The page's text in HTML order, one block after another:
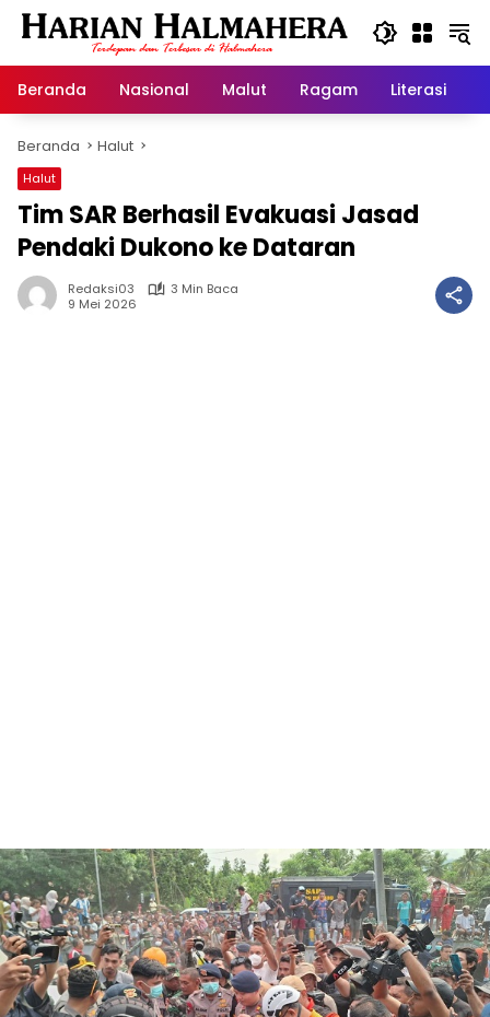
Langsung
Beranda
Nasional Malut Ragam Literasi
Beranda Halut
Halut
Tim SAR Berhasil Evakuasi Jasad
Pendaki Dukono ke Dataran
Redaksi03
3 Min Baca
9 Mei 2026